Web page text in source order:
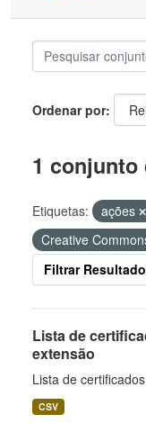
Ordenar por
1 conjunto
Etiquetas: ações
Creative
Filtrar
Lista de
extensão
Lista de
CSV